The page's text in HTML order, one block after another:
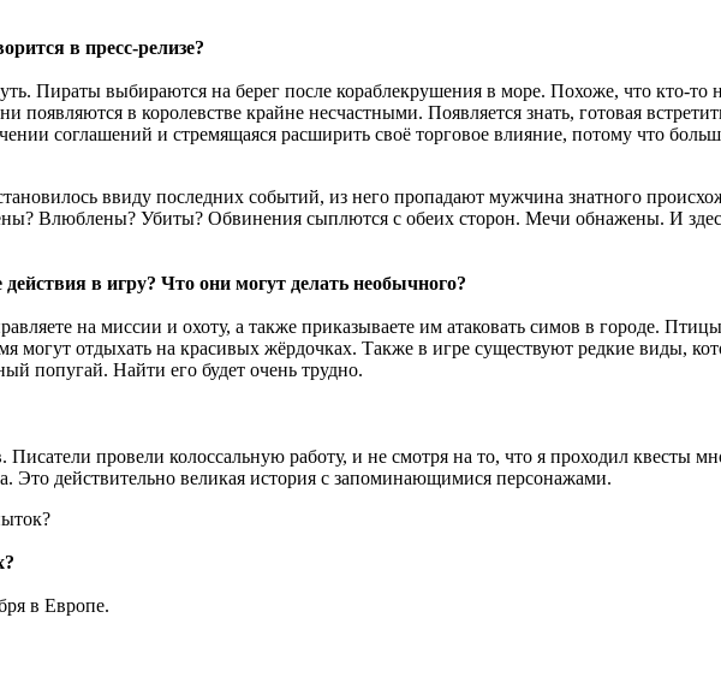
в пресс-релизе?
Пираты выбираются на берег после кораблекрушения в море. Похоже, что кто-то
появляются в королевстве крайне несчастными. Появляется знать, готовая
соглашений и стремящаяся расширить своё торговое влияние, потому что
ввиду последних событий, из него пропадают мужчина знатного
Влюблены? Убиты? Обвинения сыплются с обеих сторон. Мечи обнажены. И
в игру? Что они могут делать необычного?
на миссии и охоту, а также приказываете им атаковать симов в городе.
могут отдыхать на красивых жёрдочках. Также в игре существуют редкие виды,
попугай. Найти его будет очень трудно.
провели колоссальную работу, и не смотря на то, что я проходил квесты
Это действительно великая история с запоминающимися персонажами.
в Европе.